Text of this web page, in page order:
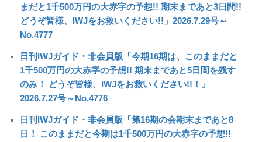
まだと1千500万円の大赤字の予想!! 期末まであと3日間!!
どうぞ皆様、IWJをお救いください!!」2026.7.29号～
No.4777
日刊IWJガイド・非会員版「今期16期は、このままだと
1千500万円の大赤字の予想!! 期末まであと5日間を残す
のみ！ どうぞ皆様、IWJをお救いください!!！」
2026.7.27号～No.4776
日刊IWJガイド・非会員版「第16期の会期末まであと8
日！ このままだと今期は1千500万円の大赤字の予想!!